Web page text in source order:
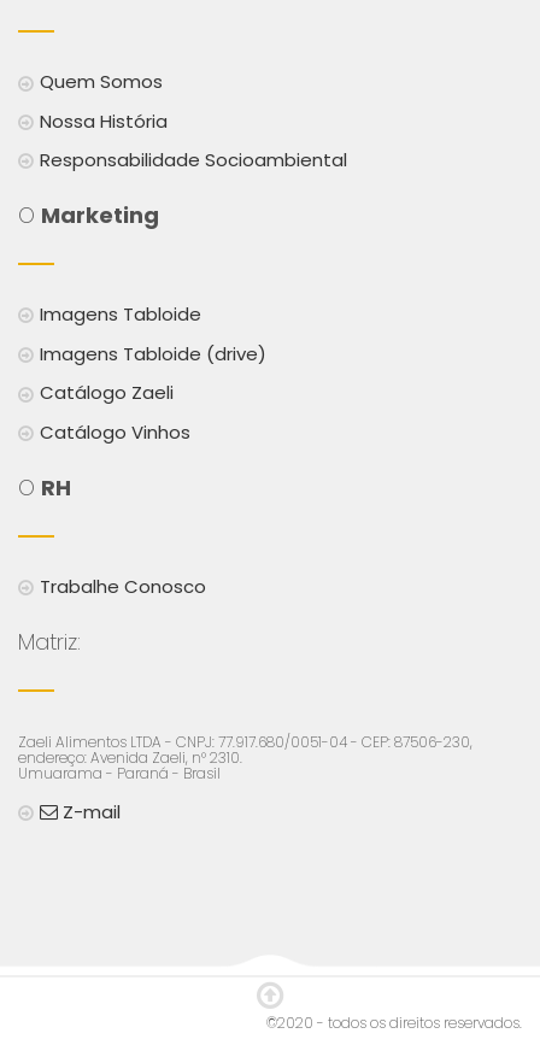
Quem Somos
Nossa História
Responsabilidade Socioambiental
O Marketing
Imagens Tabloide
Imagens Tabloide (drive)
Catálogo Zaeli
Catálogo Vinhos
O RH
Trabalhe Conosco
Matriz:
Zaeli Alimentos LTDA - CNPJ: 77.917.680/0051-04 - CEP: 87506-230,
endereço: Avenida Zaeli, n° 2310.
Umuarama - Paraná - Brasil
Z-mail
©2020 - todos os direitos reservados.